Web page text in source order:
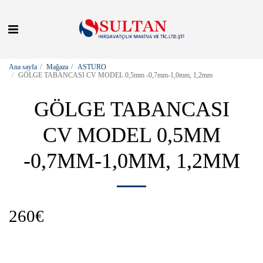
Ana sayfa Mağaza
ASTURO
GÖLGE TABANCASI CV MODEL 0,5mm -0,7mm-1,0mm, 1,2mm
GÖLGE TABANCASI
CV MODEL 0,5MM
-0,7MM-1,0MM, 1,2MM
260€